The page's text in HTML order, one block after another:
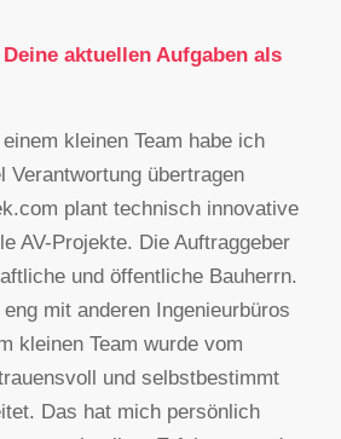
aktuellen Aufgaben als
kleinen Team habe ich
Verantwortung übertragen
plant technisch innovative
AV-Projekte. Die Auftraggeber
und öffentliche Bauherrn.
mit anderen Ingenieurbüros
kleinen Team wurde vom
und selbstbestimmt
Das hat mich persönlich